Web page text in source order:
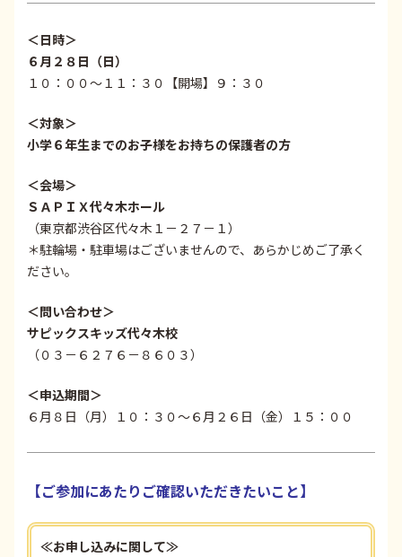
＜日時＞
６月２８日（日）
１０：００～１１：３０【開場】９：３０
＜対象＞
小学６年生までのお子様をお持ちの保護者の方
＜会場＞
ＳＡＰＩＸ代々木ホール
（東京都渋谷区代々木１－２７－１）
＊駐輪場・駐車場はございませんので、あらかじめご了承く
ださい。
＜問い合わせ＞
サピックスキッズ代々木校
（０３－６２７６－８６０３）
＜申込期間＞
６月８日（月）１０：３０～６月２６日（金）１５：００
【ご参加にあたりご確認いただきたいこと】
≪お申し込みに関して≫